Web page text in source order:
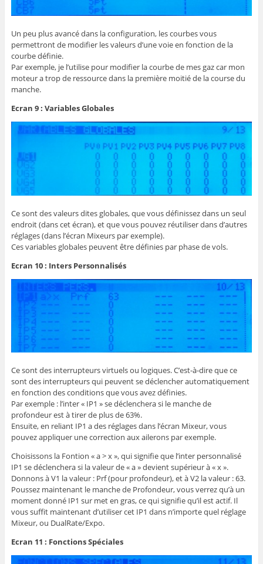
Un peu plus avancé dans la configuration, les courbes vous
permettront de modifier les valeurs d’une voie en fonction de la
courbe définie.
Par exemple, je l’utilise pour modifier la courbe de mes gaz car mon
moteur a trop de ressource dans la première moitié de la course du
manche.
Ecran 9 : Variables Globales
Ce sont des valeurs dites globales, que vous définissez dans un seul
endroit (dans cet écran), et que vous pouvez réutiliser dans d’autres
réglages (dans l’écran Mixeurs par exemple).
Ces variables globales peuvent être définies par phase de vols.
Ecran 10 : Inters Personnalisés
Ce sont des interrupteurs virtuels ou logiques. C’est-à-dire que ce
sont des interrupteurs qui peuvent se déclencher automatiquement
en fonction des conditions que vous avez définies.
Par exemple : l’inter « IP1 » se déclenchera si le manche de
profondeur est à tirer de plus de 63%.
Ensuite, en reliant IP1 a des réglages dans l’écran Mixeur, vous
pouvez appliquer une correction aux ailerons par exemple.
Choisissons la Fontion « a > x », qui signifie que l’inter personnalisé
IP1 se déclenchera si la valeur de « a » devient supérieur à « x ».
Donnons à V1 la valeur : Prf (pour profondeur), et à V2 la valeur : 63.
Poussez maintenant le manche de Profondeur, vous verrez qu’à un
moment donné IP1 sur met en gras, ce qui signifie qu’il est actif. Il
vous suffit maintenant d’utiliser cet IP1 dans n’importe quel réglage
Mixeur, ou DualRate/Expo.
Ecran 11 : Fonctions Spéciales